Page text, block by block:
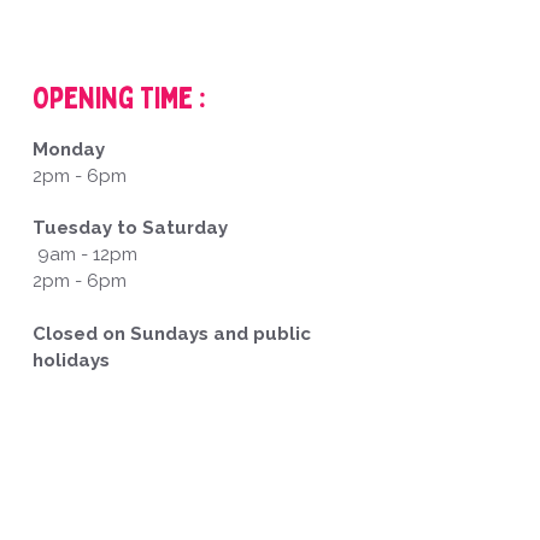
Opening Time :
Monday
2pm - 6pm
Tuesday to Saturday
9am - 12pm
2pm - 6pm
Closed on Sundays and public
holidays